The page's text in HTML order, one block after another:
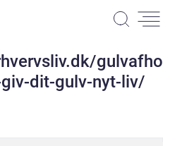
gulvafho
dit-gulv-nyt-liv/